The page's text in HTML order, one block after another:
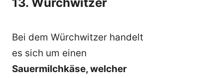
Bei dem Würchwitzer handelt
es sich um einen
Sauermilchkäse, welcher